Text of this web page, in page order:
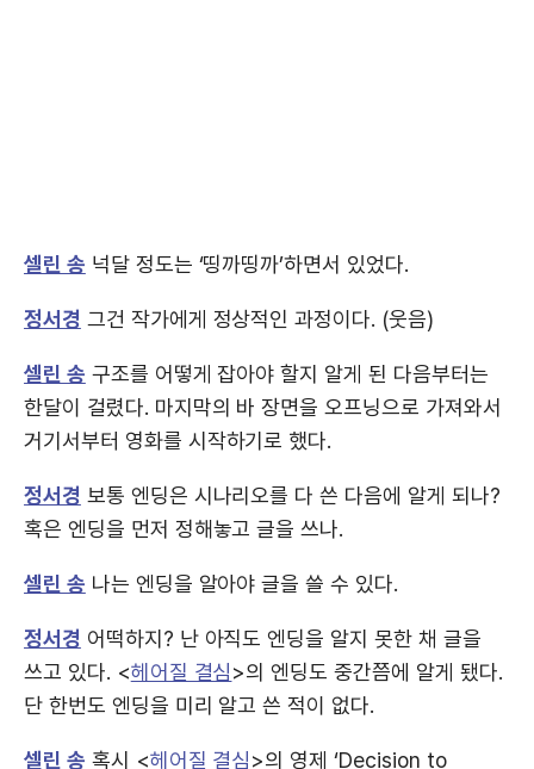
셀린 송 넉달 정도는 ‘띵까띵까’하면서 있었다.
정서경 그건 작가에게 정상적인 과정이다. (웃음)
셀린 송 구조를 어떻게 잡아야 할지 알게 된 다음부터는
한달이 걸렸다. 마지막의 바 장면을 오프닝으로 가져와서
거기서부터 영화를 시작하기로 했다.
정서경 보통 엔딩은 시나리오를 다 쓴 다음에 알게 되나?
혹은 엔딩을 먼저 정해놓고 글을 쓰나.
셀린 송 나는 엔딩을 알아야 글을 쓸 수 있다.
정서경 어떡하지? 난 아직도 엔딩을 알지 못한 채 글을
쓰고 있다. <헤어질 결심>의 엔딩도 중간쯤에 알게 됐다.
단 한번도 엔딩을 미리 알고 쓴 적이 없다.
셀린 송 혹시 <헤어질 결심>의 영제 ‘Decision to